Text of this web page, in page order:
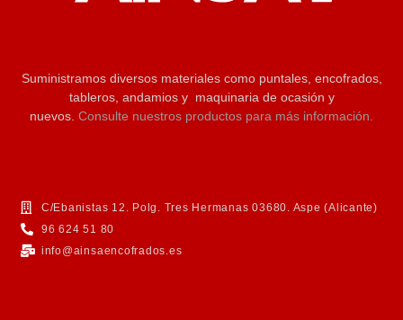
Suministramos diversos materiales como puntales, encofrados,
tableros, andamios y maquinaria de ocasión y
nuevos. Consulte nuestros productos para más información.
C/Ebanistas 12. Polg. Tres Hermanas 03680. Aspe (Alicante)
96 624 51 80
info@ainsaencofrados.es